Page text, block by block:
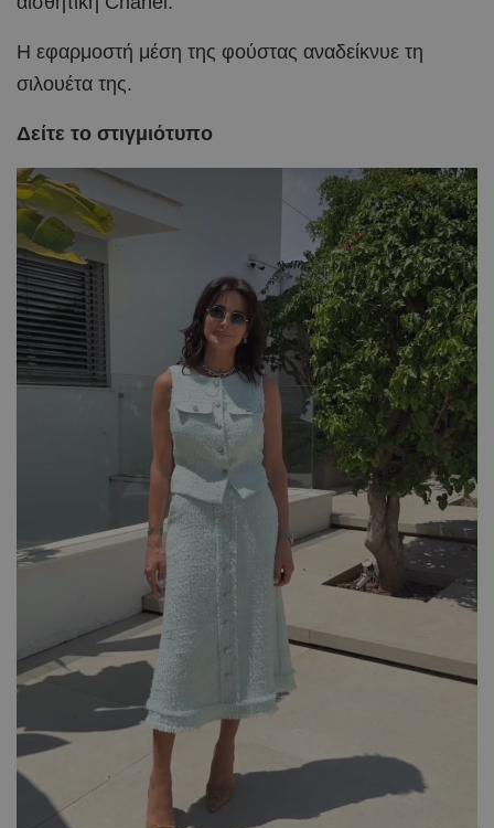
Η εφαρμοστή μέση της φούστας αναδείκνυε τη
σιλουέτα της.
Δείτε το στιγμιότυπο